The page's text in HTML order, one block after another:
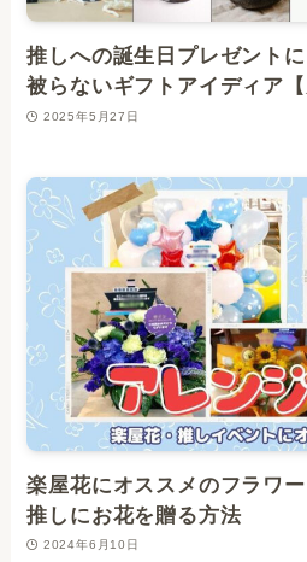
推しへの誕生日プレゼント
被らないギフトアイディア【
2025年5月27日
楽屋花にオススメのフラワ
推しにお花を贈る方法
2024年6月10日